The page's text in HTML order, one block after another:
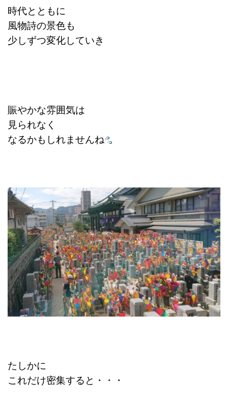
時代とともに
風物詩の景色も
少しずつ変化していき
賑やかな雰囲気は
見られなく
なるかもしれませんね
たしかに
これだけ密集すると・・・